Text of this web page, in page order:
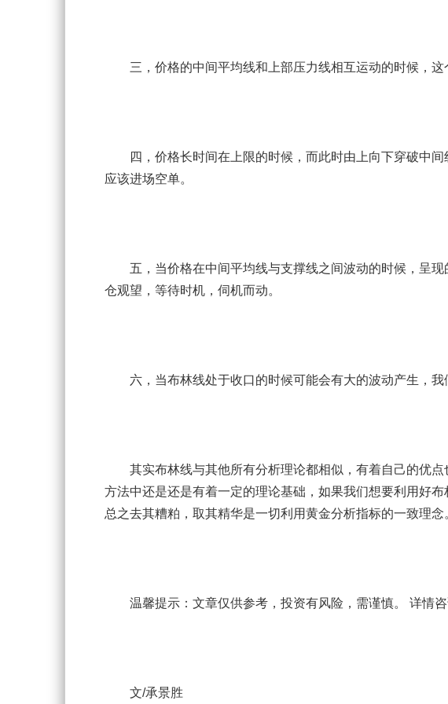
三，价格的中间平均线和上部压力线相互运动的时候，这
四，价格长时间在上限的时候，而此时由上向下穿破中间
应该进场空单。
五，当价格在中间平均线与支撑线之间波动的时候，呈现
仓观望，等待时机，伺机而动。
六，当布林线处于收口的时候可能会有大的波动产生，我
其实布林线与其他所有分析理论都相似，有着自己的优点
方法中还是还是有着一定的理论基础，如果我们想要利用好
总之去其糟粕，取其精华是一切利用黄金分析指标的一致理念
温馨提示：文章仅供参考，投资有风险，需谨慎。 详情咨
文/承景胜